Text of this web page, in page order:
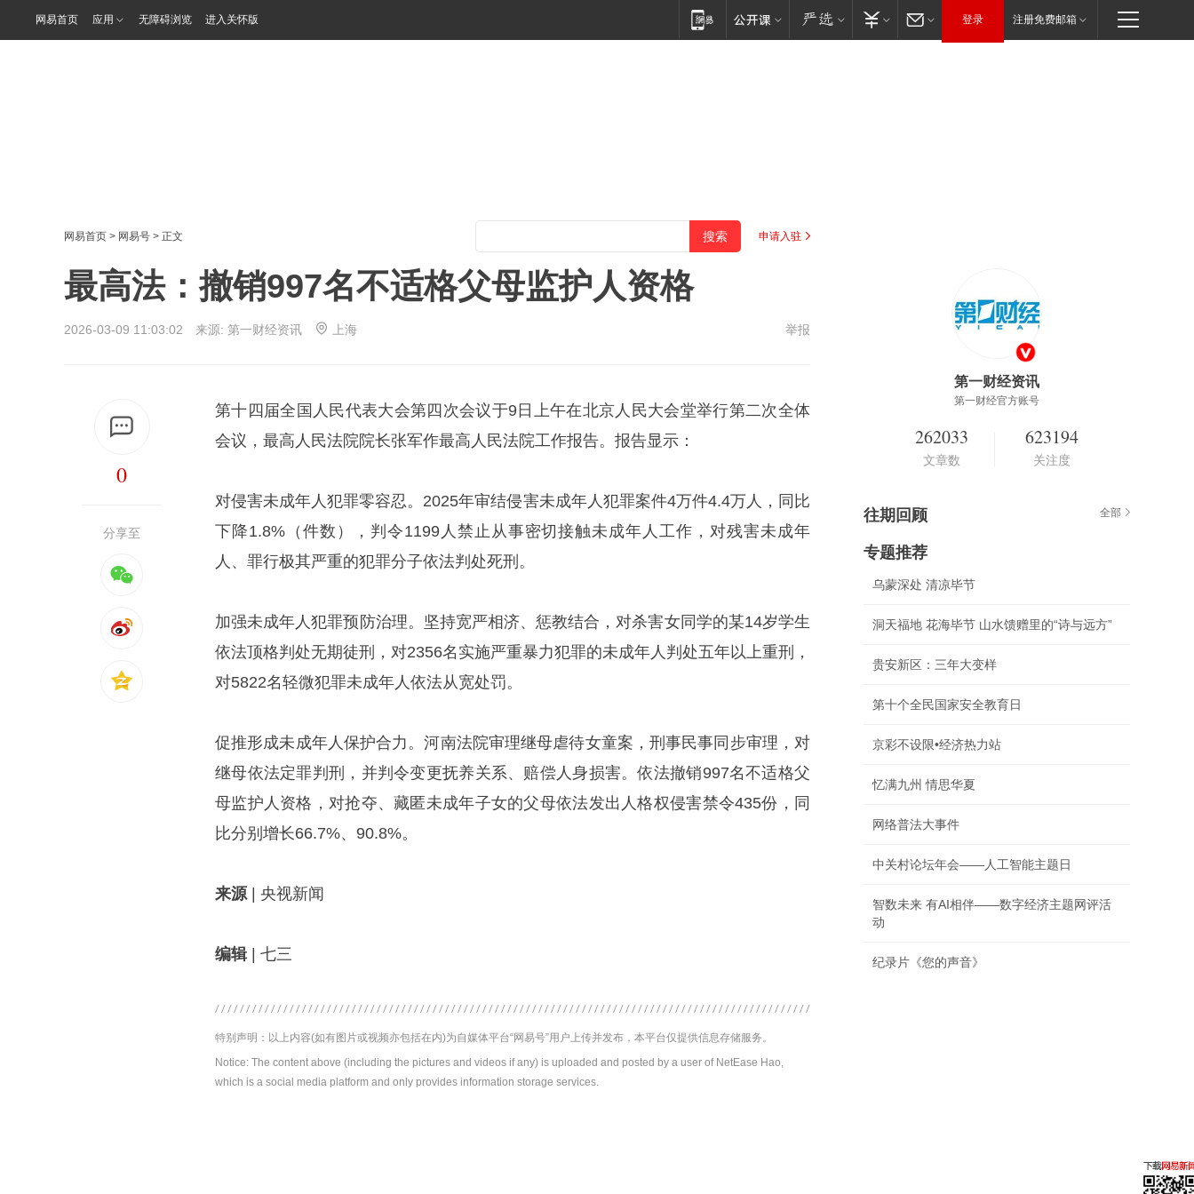
网易首页 应用 无障碍浏览 进入关怀版 登录 注册免费邮箱
网易首页 > 网易号 > 正文 申请入驻
最高法：撤销997名不适格父母监护人资格
2026-03-09 11:03:02 来源: 第一财经资讯 上海 举报
0
分享至
第十四届全国人民代表大会第四次会议于9日上午在北京人民大会堂举行第二次全体
会议，最高人民法院院长张军作最高人民法院工作报告。报告显示：
对侵害未成年人犯罪零容忍。2025年审结侵害未成年人犯罪案件4万件4.4万人，同比
下降1.8%（件数），判令1199人禁止从事密切接触未成年人工作，对残害未成年
人、罪行极其严重的犯罪分子依法判处死刑。
加强未成年人犯罪预防治理。坚持宽严相济、惩教结合，对杀害女同学的某14岁学生
依法顶格判处无期徒刑，对2356名实施严重暴力犯罪的未成年人判处五年以上重刑，
对5822名轻微犯罪未成年人依法从宽处罚。
促推形成未成年人保护合力。河南法院审理继母虐待女童案，刑事民事同步审理，对
继母依法定罪判刑，并判令变更抚养关系、赔偿人身损害。依法撤销997名不适格父
母监护人资格，对抢夺、藏匿未成年子女的父母依法发出人格权侵害禁令435份，同
比分别增长66.7%、90.8%。
来源| 央视新闻
编辑| 七三
特别声明：以上内容(如有图片或视频亦包括在内)为自媒体平台“网易号”用户上传并发布，本平台仅提供信息存储服务。
Notice: The content above (including the pictures and videos if any) is uploaded and posted by a user of NetEase Hao,
which is a social media platform and only provides information storage services.
第一财经资讯
第一财经官方账号
262033
文章数
623194
关注度
往期回顾 全部
专题推荐
乌蒙深处 清凉毕节
洞天福地 花海毕节 山水馈赠里的“诗与远方”
贵安新区：三年大变样
第十个全民国家安全教育日
京彩不设限•经济热力站
忆满九州 情思华夏
网络普法大事件
中关村论坛年会——人工智能主题日
智数未来 有AI相伴——数字经济主题网评活
动
纪录片《您的声音》